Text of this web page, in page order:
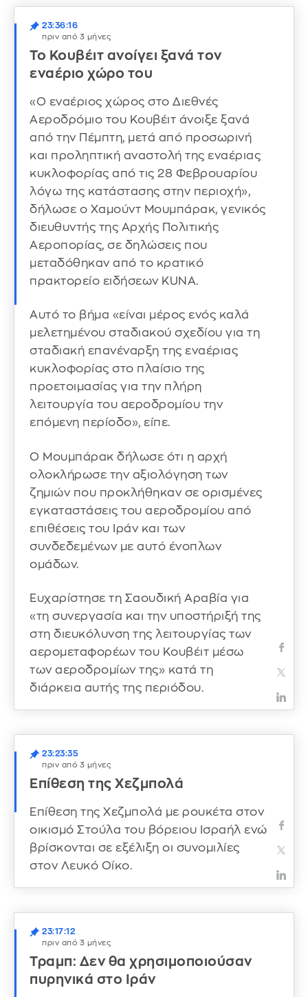
23:36:16
πριν από 3 μήνες
Το Κουβέιτ ανοίγει ξανά τον
εναέριο χώρο του
«Ο εναέριος χώρος στο Διεθνές
Αεροδρόμιο του Κουβέιτ άνοιξε ξανά
από την Πέμπτη, μετά από προσωρινή
και προληπτική αναστολή της εναέριας
κυκλοφορίας από τις 28 Φεβρουαρίου
λόγω της κατάστασης στην περιοχή»,
δήλωσε ο Χαμούντ Μουμπάρακ, γενικός
διευθυντής της Αρχής Πολιτικής
Αεροπορίας, σε δηλώσεις που
μεταδόθηκαν από το κρατικό
πρακτορείο ειδήσεων KUNA.
Αυτό το βήμα «είναι μέρος ενός καλά
μελετημένου σταδιακού σχεδίου για τη
σταδιακή επανέναρξη της εναέριας
κυκλοφορίας στο πλαίσιο της
προετοιμασίας για την πλήρη
λειτουργία του αεροδρομίου την
επόμενη περίοδο», είπε.
Ο Μουμπάρακ δήλωσε ότι η αρχή
ολοκλήρωσε την αξιολόγηση των
ζημιών που προκλήθηκαν σε ορισμένες
εγκαταστάσεις του αεροδρομίου από
επιθέσεις του Ιράν και των
συνδεδεμένων με αυτό ένοπλων
ομάδων.
Ευχαρίστησε τη Σαουδική Αραβία για
«τη συνεργασία και την υποστήριξή της
στη διευκόλυνση της λειτουργίας των
αερομεταφορέων του Κουβέιτ μέσω
των αεροδρομίων της» κατά τη
διάρκεια αυτής της περιόδου.
23:23:35
πριν από 3 μήνες
Επίθεση της Χεζμπολά
Επίθεση της Χεζμπολά με ρουκέτα στον
οικισμό Στούλα του βόρειου Ισραήλ ενώ
βρίσκονται σε εξέλιξη οι συνομιλίες
στον Λευκό Οίκο.
23:17:12
πριν από 3 μήνες
Τραμπ: Δεν θα χρησιμοποιούσαν
πυρηνικά στο Ιράν